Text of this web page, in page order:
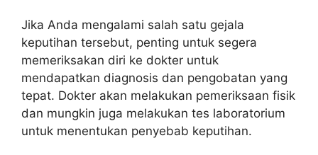
Jika Anda mengalami salah satu gejala
keputihan tersebut, penting untuk segera
memeriksakan diri ke dokter untuk
mendapatkan diagnosis dan pengobatan yang
tepat. Dokter akan melakukan pemeriksaan fisik
dan mungkin juga melakukan tes laboratorium
untuk menentukan penyebab keputihan.